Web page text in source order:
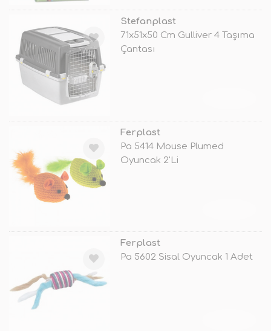
Stefanplast
71x51x50 Cm Gulliver 4 Taşıma
Çantası
Ferplast
Pa 5414 Mouse Plumed
Oyuncak 2'Li
Ferplast
Pa 5602 Sisal Oyuncak 1 Adet